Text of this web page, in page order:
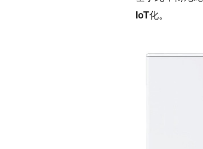
IoT化。